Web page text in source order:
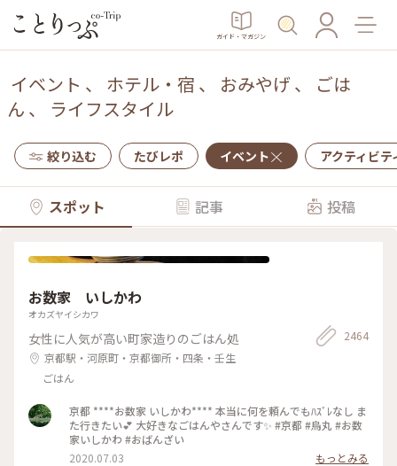
ガイド・マガジン
イベント 、 ホテル・宿 、 おみやげ 、
ごは
ん 、 ライフスタイル
絞り込む たびレポ イベント アクティビテ
スポット 記事 投稿
お数家 いしかわ
オカズヤイシカワ
女性に人気が高い町家造りのごはん処
京都駅・河原町・京都御所・四条・壬生
ごはん
2464
京都 ****お数家 いしかわ**** 本当に何を頼んでもﾊｽﾞﾚなし ま
た行きたい💕 大好きなごはんやさんです✨ #京都 #烏丸 #お数
家いしかわ #おばんざい
2020.07.03
もっとみる